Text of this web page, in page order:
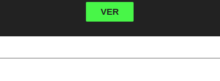
VER